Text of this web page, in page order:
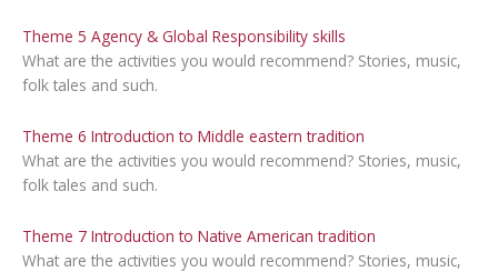
Theme 5 Agency & Global Responsibility skills
What are the activities you would recommend? Stories, music,
folk tales and such.
Theme 6 Introduction to Middle eastern tradition
What are the activities you would recommend? Stories, music,
folk tales and such.
Theme 7 Introduction to Native American tradition
What are the activities you would recommend? Stories, music,